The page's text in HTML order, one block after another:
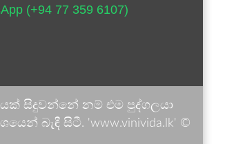
(+94 77 359 6107)
සිදුවන්නේ නම් එම පුද්ගලයා
බැඳී සිටී. 'www.vinivida.lk' ©